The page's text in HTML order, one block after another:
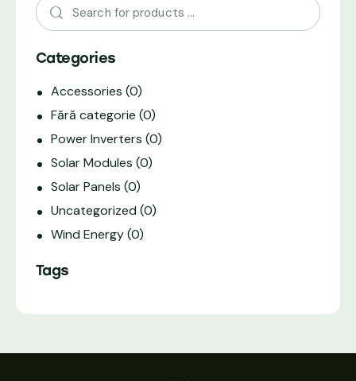
Categories
Accessories (0)
Fără categorie (0)
Power Inverters (0)
Solar Modules (0)
Solar Panels (0)
Uncategorized (0)
Wind Energy(0)
Tags